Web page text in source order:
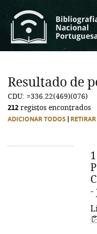
Resultado de
CDU: =336.22(469)(076)
212 registos encontrados
ADICIONAR TODOS
-